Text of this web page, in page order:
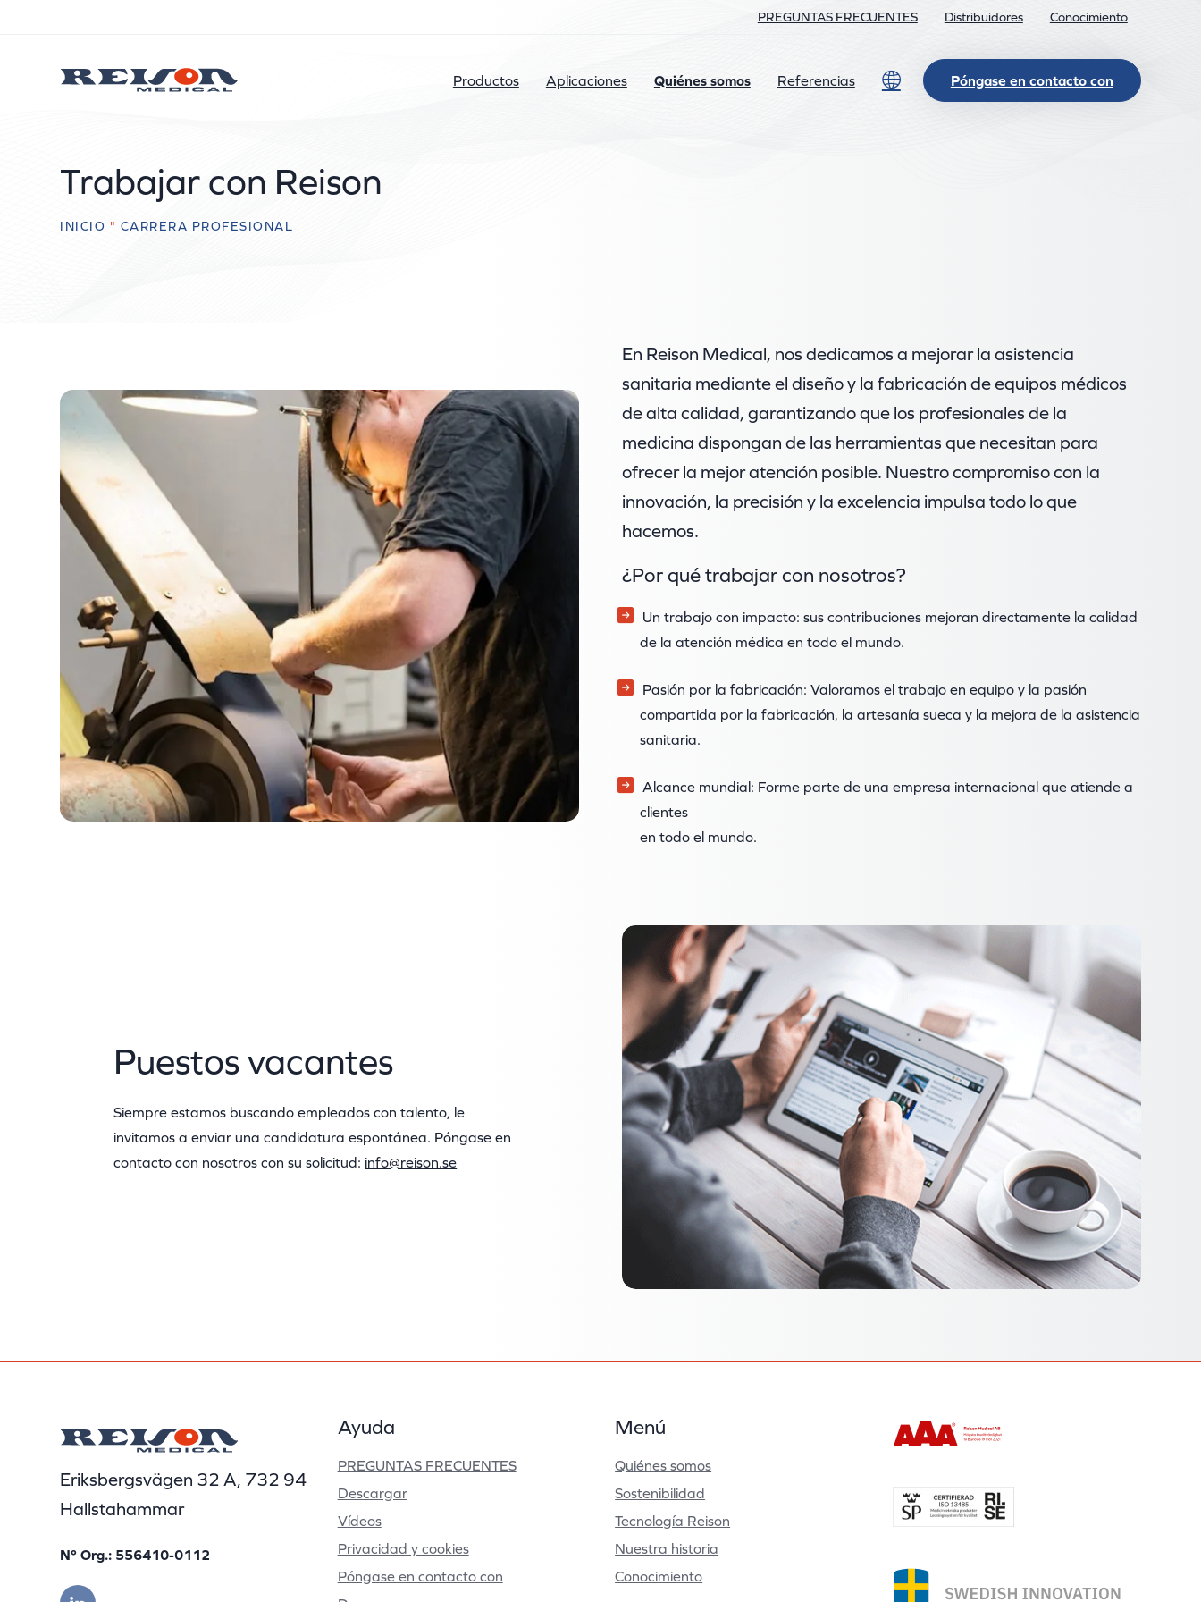
PREGUNTAS FRECUENTES Distribuidores Conocimiento
Productos Aplicaciones Quiénes somos Referencias Lang Póngase en contacto con
Trabajar con Reison
INICIO " CARRERA PROFESIONAL
En Reison Medical, nos dedicamos a mejorar la asistencia
sanitaria mediante el diseño y la fabricación de equipos médicos
de alta calidad, garantizando que los profesionales de la
medicina dispongan de las herramientas que necesitan para
ofrecer la mejor atención posible. Nuestro compromiso con la
innovación, la precisión y la excelencia impulsa todo lo que
hacemos.
¿Por qué trabajar con nosotros?
Un trabajo con impacto: sus contribuciones mejoran directamente la calidad
de la atención médica en todo el mundo.
Pasión por la fabricación: Valoramos el trabajo en equipo y la pasión
compartida por la fabricación, la artesanía sueca y la mejora de la asistencia
sanitaria.
Alcance mundial: Forme parte de una empresa internacional que atiende a
clientes
en todo el mundo.
Puestos vacantes
Siempre estamos buscando empleados con talento, le
invitamos a enviar una candidatura espontánea. Póngase en
contacto con nosotros con su solicitud: info@reison.se
Eriksbergsvägen 32 A, 732 94
Hallstahammar
Nº Org.: 556410-0112
Ayuda
PREGUNTAS FRECUENTES
Descargar
Vídeos
Privacidad y cookies
Póngase en contacto con
Menú
Quiénes somos
Sostenibilidad
Tecnología Reison
Nuestra historia
Conocimiento